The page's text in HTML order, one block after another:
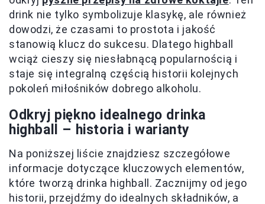
drink nie tylko symbolizuje klasykę, ale również
dowodzi, że czasami to prostota i jakość
stanowią klucz do sukcesu. Dlatego highball
wciąż cieszy się niesłabnącą popularnością i
staje się integralną częścią historii kolejnych
pokoleń miłośników dobrego alkoholu.
Odkryj piękno idealnego drinka
highball – historia i warianty
Na poniższej liście znajdziesz szczegółowe
informacje dotyczące kluczowych elementów,
które tworzą drinka highball. Zacznijmy od jego
historii, przejdźmy do idealnych składników, a